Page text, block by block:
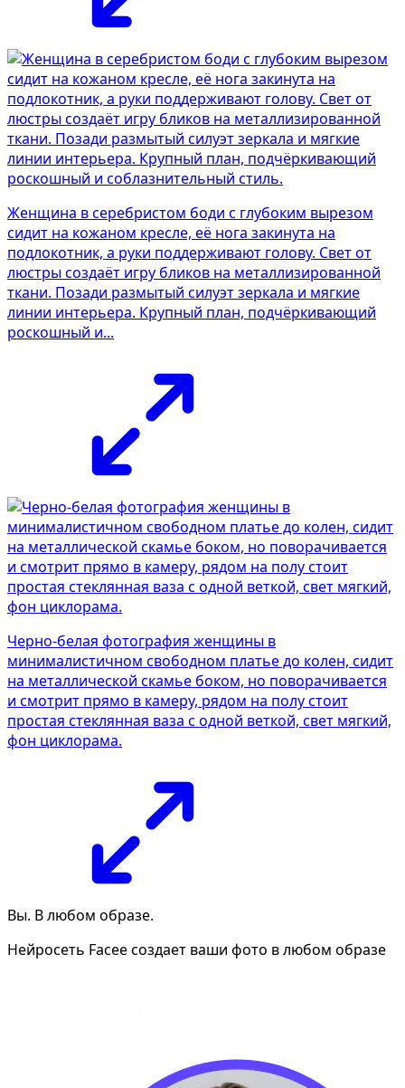
Женщина в серебристом боди с глубоким вырезом
сидит на кожаном кресле, её нога закинута на
подлокотник, а руки поддерживают голову. Свет от
люстры создаёт игру бликов на металлизированной
ткани. Позади размытый силуэт зеркала и мягкие
линии интерьера. Крупный план, подчёркивающий
роскошный и...
Черно-белая фотография женщины в
минималистичном свободном платье до колен, сидит
на металлической скамье боком, но поворачивается
и смотрит прямо в камеру, рядом на полу стоит
простая стеклянная ваза с одной веткой, свет мягкий,
фон циклорама.
Вы. В любом образе.
Нейросеть Facee создает ваши фото в любом образе